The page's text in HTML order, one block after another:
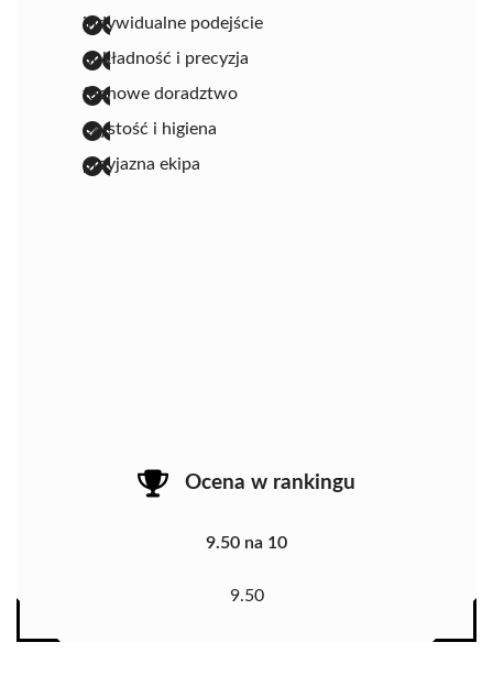
indywidualne podejście
dokładność i precyzja
fachowe doradztwo
czystość i higiena
przyjazna ekipa
Ocena w rankingu
9.50 na 10
9.50